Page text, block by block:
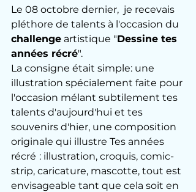
Le 08 octobre dernier,  je recevais
pléthore de talents à l'occasion du
challenge artistique "Dessine tes
années récré".
La consigne était simple: une
illustration spécialement faite pour
l'occasion mélant subtilement tes
talents d'aujourd'hui et tes
souvenirs d'hier, une composition
originale qui illustre Tes années
récré : illustration, croquis, comic-
strip, caricature, mascotte, tout est
envisageable tant que cela soit en